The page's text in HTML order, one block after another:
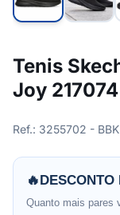
Tenis
Joy
Ref.: 3255702 - BBK
🔥DESCONTO
Quanto mais pares